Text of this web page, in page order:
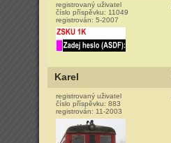
registrovaný uživatel
číslo příspěvku: 11049
registrován: 5-2007
Karel
registrovaný uživatel
číslo příspěvku: 883
registrován: 11-2003